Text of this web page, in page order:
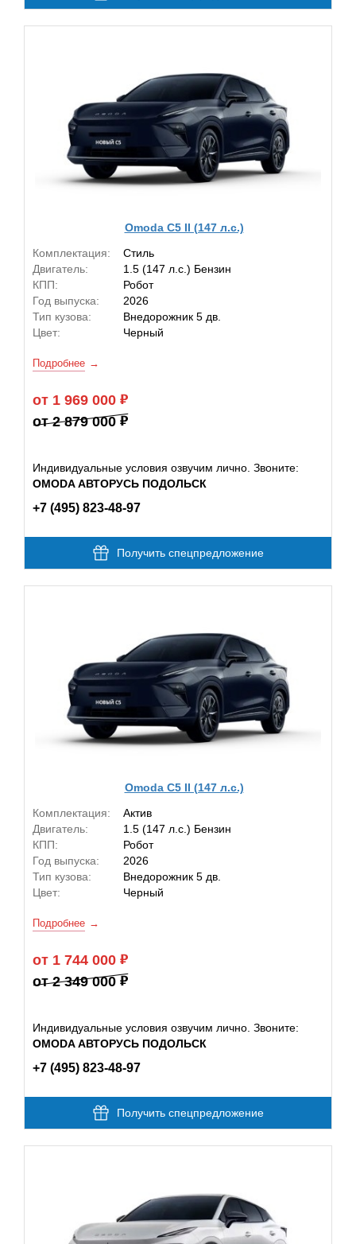
Omoda C5 II (147 л.с.)
Комплектация:
Стиль
Двигатель:
1.5 (147 л.с.) Бензин
КПП:
Робот
Год выпуска:
2026
Тип кузова:
Внедорожник 5 дв.
Цвет:
Черный
Подробнее
от 1 969 000
от 2 879 000
Индивидуальные условия озвучим лично. Звоните:
OMODA АВТОРУСЬ ПОДОЛЬСК
+7 (495) 823-48-97
Получить спецпредложение
Omoda C5 II (147 л.с.)
Комплектация:
Актив
Двигатель:
1.5 (147 л.с.) Бензин
КПП:
Робот
Год выпуска:
2026
Тип кузова:
Внедорожник 5 дв.
Цвет:
Черный
Подробнее
от 1 744 000
от 2 349 000
Индивидуальные условия озвучим лично. Звоните:
OMODA АВТОРУСЬ ПОДОЛЬСК
+7 (495) 823-48-97
Получить спецпредложение